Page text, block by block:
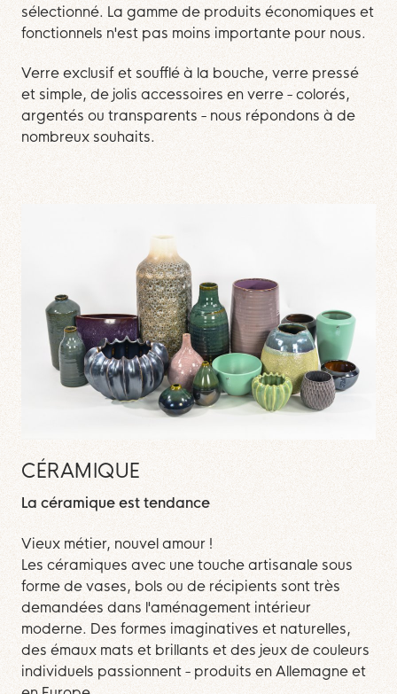
sélectionné. La gamme de produits économiques et
fonctionnels n'est pas moins importante pour nous.
Verre exclusif et soufflé à la bouche, verre pressé
et simple, de jolis accessoires en verre - colorés,
argentés ou transparents - nous répondons à de
nombreux souhaits.
CÉRAMIQUE
La céramique est tendance
Vieux métier, nouvel amour !
Les céramiques avec une touche artisanale sous
forme de vases, bols ou de récipients sont très
demandées dans l'aménagement intérieur
moderne. Des formes imaginatives et naturelles,
des émaux mats et brillants et des jeux de couleurs
individuels passionnent - produits en Allemagne et